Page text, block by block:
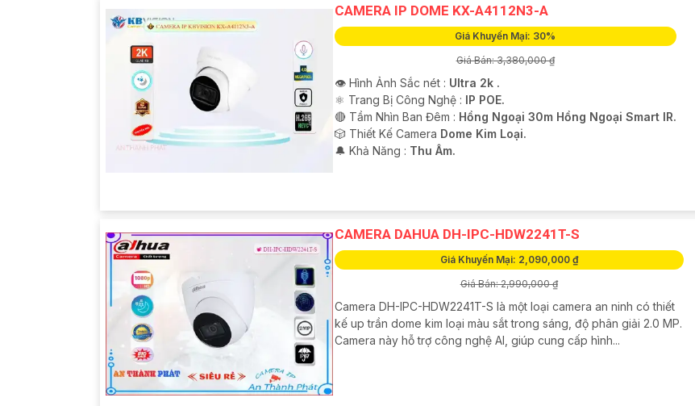
CAMERA IP DOME KX-A4112N3-A
Giá Khuyến Mại: 30%
Giá Bán: 3,380,000 ₫
👁 Hình Ảnh Sắc nét : Ultra 2k .
⚛️ Trang Bị Công Nghệ : IP POE.
🔴 Tầm Nhìn Ban Đêm : Hồng Ngoại 30m Hồng Ngoại Smart IR.
🎲 Thiết Kế Camera Dome Kim Loại.
️🔔 Khả Năng : Thu Âm.
CAMERA DAHUA DH-IPC-HDW2241T-S
Giá Khuyến Mại: 2,090,000 ₫
Giá Bán: 2,990,000 ₫
Camera DH-IPC-HDW2241T-S là một loại camera an ninh có thiết
kế up trần dome kim loại màu sắt trong sáng, độ phân giải 2.0 MP.
Camera này hỗ trợ công nghệ AI, giúp cung cấp hình...